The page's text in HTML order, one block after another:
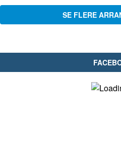
SE FLERE